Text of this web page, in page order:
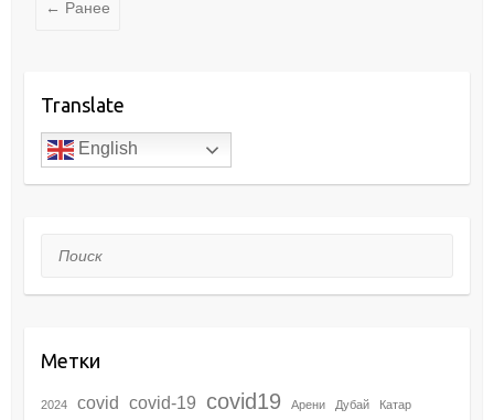
← Ранее
Translate
English
Поиск
Метки
2024 covid covid-19 covid19 Арени Дубай Катар